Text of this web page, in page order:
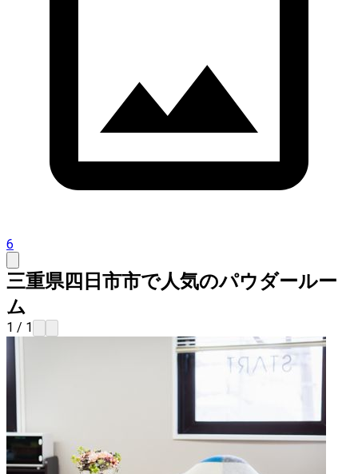
6
三重県四日市市で人気のパウダールー
ム
1 / 1